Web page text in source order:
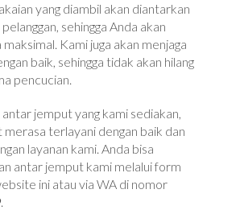
yang diambil akan diantarkan
sehingga Anda akan
Kami juga akan menjaga
baik, sehingga tidak akan hilang
pencucian.
jemput yang kami sediakan,
merasa terlayani dengan baik dan
layanan kami. Anda bisa
antar jemput kami melalui form
ini atau via WA di nomor
.